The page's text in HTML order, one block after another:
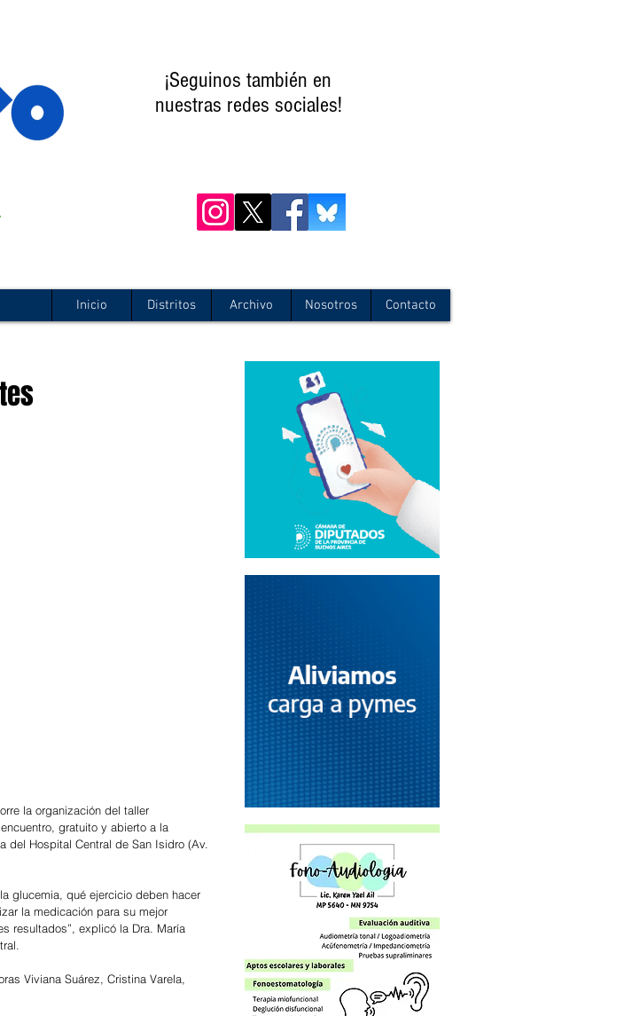
¡Seguinos también en
nuestras redes sociales!
Inicio Distritos Archivo Nosotros Contacto
la organización del taller
gratuito y abierto a la
del Hospital Central de San Isidro (Av.
la medicación para su mejor
resultados”, explicó la Dra. María
Viviana Suárez, Cristina Varela,